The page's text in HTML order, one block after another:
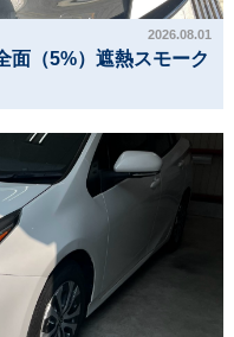
2026.08.01
面（5%）遮熱スモーク